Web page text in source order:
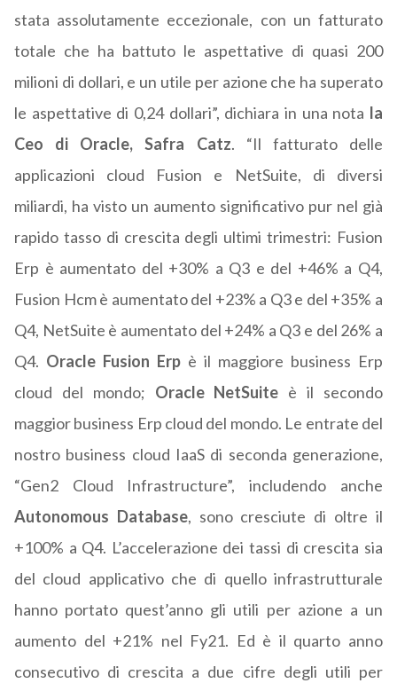
stata assolutamente eccezionale, con un fatturato
totale che ha battuto le aspettative di quasi 200
milioni di dollari, e un utile per azione che ha superato
le aspettative di 0,24 dollari”, dichiara in una nota la
Ceo di Oracle, Safra Catz. “Il fatturato delle
applicazioni cloud Fusion e NetSuite, di diversi
miliardi, ha visto un aumento significativo pur nel già
rapido tasso di crescita degli ultimi trimestri: Fusion
Erp è aumentato del +30% a Q3 e del +46% a Q4,
Fusion Hcm è aumentato del +23% a Q3 e del +35% a
Q4, NetSuite è aumentato del +24% a Q3 e del 26% a
Q4. Oracle Fusion Erpè il maggiore business Erp
cloud del mondo; Oracle NetSuite è il secondo
maggior business Erp cloud del mondo. Le entrate del
nostro business cloud IaaS di seconda generazione,
“Gen2 Cloud Infrastructure”, includendo anche
Autonomous Database, sono cresciute di oltre il
+100% a Q4. L’accelerazione dei tassi di crescita sia
del cloud applicativo che di quello infrastrutturale
hanno portato quest’anno gli utili per azione a un
aumento del +21% nel Fy21. Ed è il quarto anno
consecutivo di crescita a due cifre degli utili per